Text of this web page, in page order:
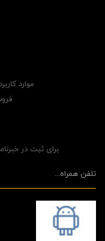
موارد
برای ثبت در